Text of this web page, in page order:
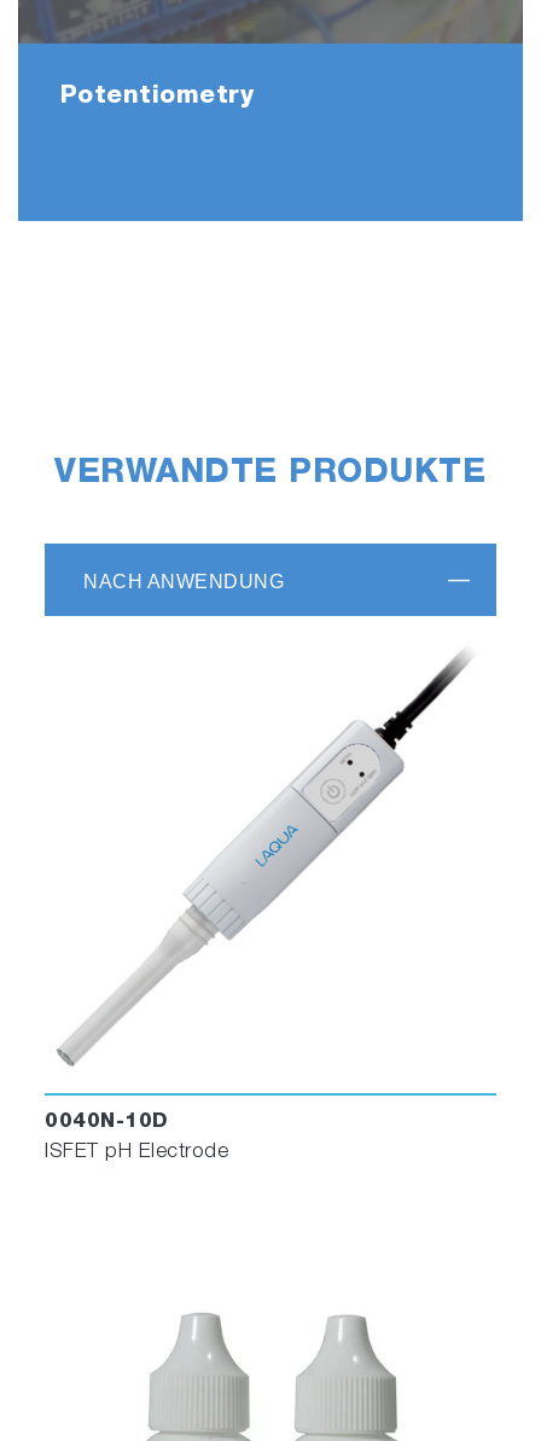
Potentiometry
VERWANDTE PRODUKTE
NACH ANWENDUNG
0040N-10D
ISFET pH Electrode